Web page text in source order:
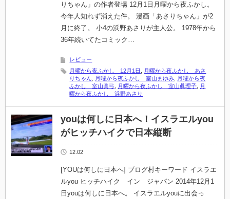
りちゃん」の作者登場 12月1日月曜から夜ふかし。
今年人知れず消えた件。 漫画「あさりちゃん」が2
月に終了。 小4の浜野あさりが主人公。 1978年から
36年続いてたコミック…
レビュー
月曜から夜ふかし 12月1日
月曜から夜ふかし あさ
りちゃん
月曜から夜ふかし 室山まゆみ
月曜から夜
ふかし 室山眞弓
月曜から夜ふかし 室山眞理子
月
曜から夜ふかし 浜野あさり
youは何しに日本へ！イスラエルyou
がヒッチハイクで日本縦断
12.02
[YOUは何しに日本へ] ブログ村キーワード イスラエ
ルyou ヒッチハイク イン ジャパン 2014年12月1
日youは何しに日本へ。 イスラエルyouに出会っ